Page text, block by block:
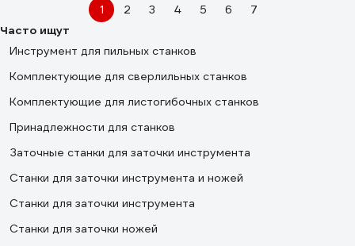
1 2 3 4 5 6
7
Часто ищут
Инструмент для пильных станков
Комплектующие для сверлильных станков
Комплектующие для листогибочных станков
Принадлежности для станков
Заточные станки для заточки инструмента
Станки для заточки инструмента и ножей
Станки для заточки инструмента
Станки для заточки ножей